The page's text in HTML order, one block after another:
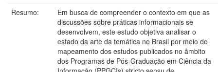
Resumo:
Em busca de compreender o contexto em que as
discussões sobre práticas informacionais se
desenvolvem, este estudo objetiva analisar o
estado da arte da temática no Brasil por meio do
mapeamento dos estudos publicados no âmbito
dos Programas de Pós-Graduação em Ciência da